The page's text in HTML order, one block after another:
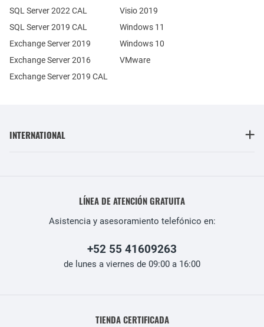
Exchange Server 2019
Exchange Server 2016
SQL Server 2022 CAL
SQL Server 2019 CAL
Exchange Server 2019 CAL
Visio 2019
Windows 11
Windows 10
VMware
INTERNATIONAL
LÍNEA DE ATENCIÓN GRATUITA
Asistencia y asesoramiento telefónico en:
+52 55 41609263
de lunes a viernes de 09:00 a 16:00
TIENDA CERTIFICADA